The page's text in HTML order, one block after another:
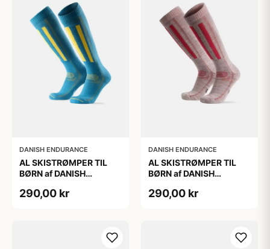
DANISH ENDURANCE
AL SKISTRØMPER TIL
BØRN af DANISH
35-38
290,00 kr
DANISH ENDURANCE
AL SKISTRØMPER TIL
BØRN af DANISH
Lysegrå/Lyserød, 35-38
290,00 kr